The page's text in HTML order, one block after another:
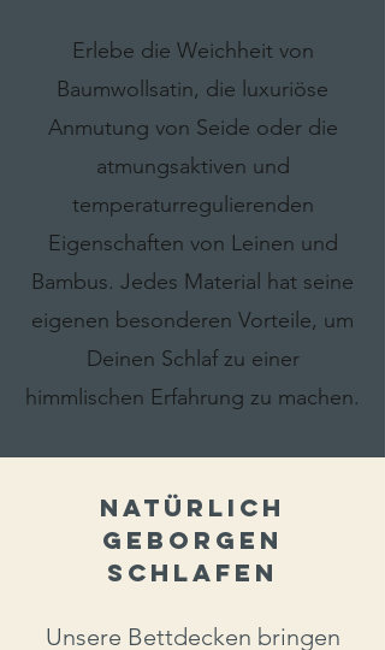
Erlebe die Weichheit von
Baumwollsatin, die luxuriöse
Anmutung von Seide oder die
atmungsaktiven und
temperaturregulierenden
Eigenschaften von Leinen und
Bambus. Jedes Material hat seine
eigenen besonderen Vorteile, um
Deinen Schlaf zu einer
himmlischen Erfahrung zu machen.
Natürlich
geborgen
schlafen
Unsere Bettdecken bringen